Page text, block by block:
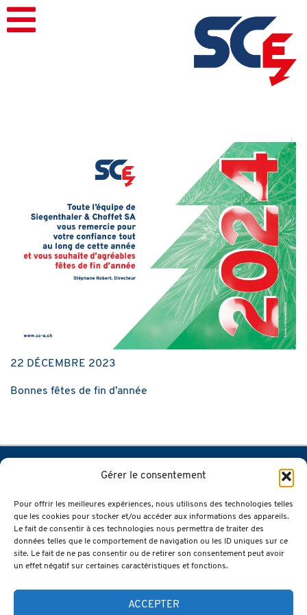
Gérer le consentement
Pour offrir les meilleures expériences, nous utilisons des technologies telles
que les cookies pour stocker et/ou accéder aux informations des appareils.
Le fait de consentir à ces technologies nous permettra de traiter des
données telles que le comportement de navigation ou les ID uniques sur ce
site. Le fait de ne pas consentir ou de retirer son consentement peut avoir
un effet négatif sur certaines caractéristiques et fonctions.
ACCEPTER
22 DÉCEMBRE 2023
Bonnes fêtes de fin d’année
Chemin des Aulnes 1
2400 Le Locle